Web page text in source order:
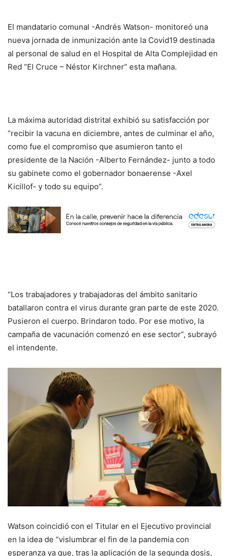
El mandatario comunal -Andrés Watson- monitoreó una
nueva jornada de inmunización ante la Covid19 destinada
al personal de salud en el Hospital de Alta Complejidad en
Red “El Cruce – Néstor Kirchner” esta mañana.
La máxima autoridad distrital exhibió su satisfacción por
“recibir la vacuna en diciembre, antes de culminar el año,
como fue el compromiso que asumieron tanto el
presidente de la Nación -Alberto Fernández- junto a todo
su gabinete como el gobernador bonaerense -Axel
Kicillof- y todo su equipo”.
“Los trabajadores y trabajadoras del ámbito sanitario
batallaron contra el virus durante gran parte de este 2020.
Pusieron el cuerpo. Brindaron todo. Por ese motivo, la
campaña de vacunación comenzó en ese sector”, subrayó
el intendente.
Watson coincidió con el Titular en el Ejecutivo provincial
en la idea de “vislumbrar el fin de la pandemia con
esperanza ya que, tras la aplicación de la segunda dosis,